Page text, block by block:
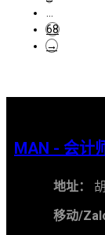
…
68
→
MAN - 会计
地址：
移动/